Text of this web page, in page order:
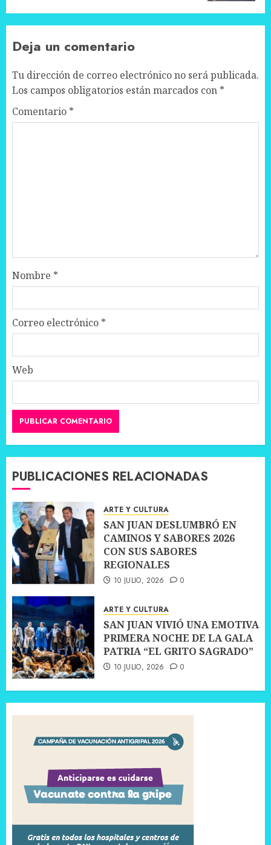
Deja un comentario
Tu dirección de correo electrónico no será publicada.
Los campos obligatorios están marcados con *
Comentario *
Nombre *
Correo electrónico *
Web
PUBLICACIONES RELACIONADAS
ARTE Y CULTURA
SAN JUAN DESLUMBRÓ EN
CAMINOS Y SABORES 2026
CON SUS SABORES
REGIONALES
10 JULIO, 2026 0
ARTE Y CULTURA
SAN JUAN VIVIÓ UNA EMOTIVA
PRIMERA NOCHE DE LA GALA
PATRIA “EL GRITO SAGRADO”
10 JULIO, 2026 0